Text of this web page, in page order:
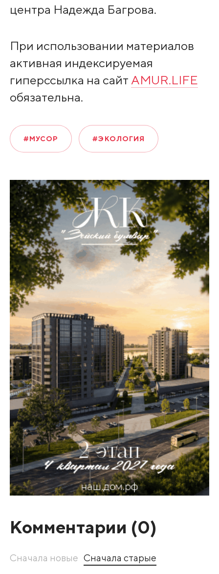
центра Надежда Багрова.
При использовании материалов
активная индексируемая
гиперссылка на сайт AMUR.LIFE
обязательна.
#МУСОР #ЭКОЛОГИЯ
Комментарии (0)
Сначала новые Сначала старые